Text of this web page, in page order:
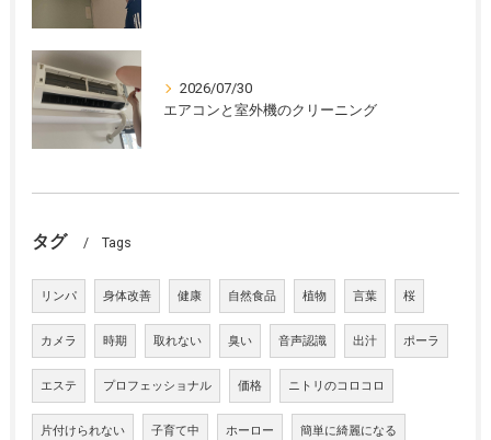
2026/07/30
エアコンと室外機のクリーニング
タグ Tags
リンパ 身体改善 健康 自然食品 植物 言葉 桜
カメラ 時期 取れない 臭い 音声認識 出汁 ポーラ
エステ プロフェッショナル 価格 ニトリのコロコロ
片付けられない 子育て中 ホーロー 簡単に綺麗になる